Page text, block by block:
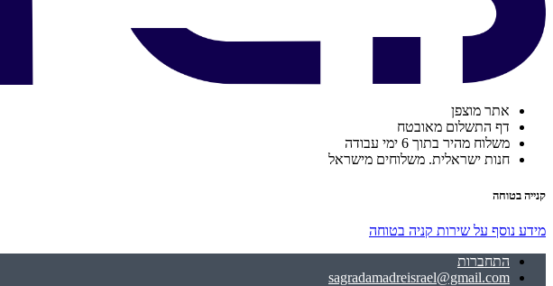
אתר מוצפן
דף התשלום מאובטח
משלוח מהיר בתוך 6 ימי עבודה
חנות ישראלית. משלוחים מישראל
קנייה בטוחה
מידע נוסף על שירות קניה בטוחה
התחברות
sagradamadreisrael@gmail.com